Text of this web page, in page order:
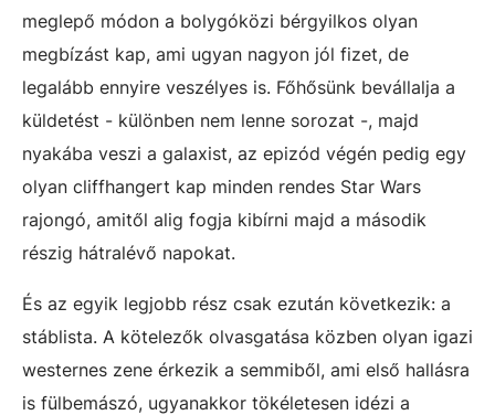
meglepő módon a bolygóközi bérgyilkos olyan
megbízást kap, ami ugyan nagyon jól fizet, de
legalább ennyire veszélyes is. Főhősünk bevállalja a
küldetést - különben nem lenne sorozat -, majd
nyakába veszi a galaxist, az epizód végén pedig egy
olyan cliffhangert kap minden rendes Star Wars
rajongó, amitől alig fogja kibírni majd a második
részig hátralévő napokat.
És az egyik legjobb rész csak ezután következik: a
stáblista. A kötelezők olvasgatása közben olyan igazi
westernes zene érkezik a semmiből, ami első hallásra
is fülbemászó, ugyanakkor tökéletesen idézi a